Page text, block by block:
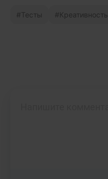
Тесты Креативность